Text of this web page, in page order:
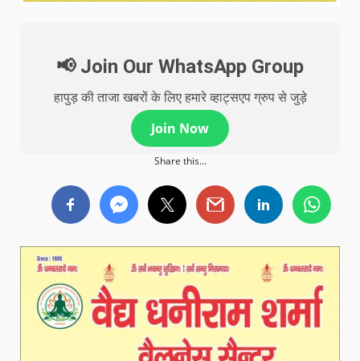
📢 Join Our WhatsApp Group
हापुड़ की ताजा खबरों के लिए हमारे व्हाट्सएप ग्रुप से जुड़े
Join Now
Share this...